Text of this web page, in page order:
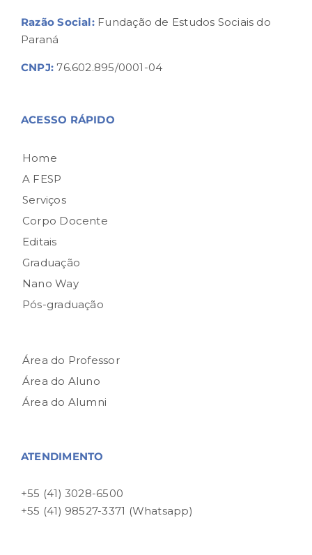
Razão Social:Fundação de Estudos Sociais do
Paraná
CNPJ: 76.602.895/0001-04
ACESSO RÁPIDO
Home
A FESP
Serviços
Corpo Docente
Editais
Graduação
Nano Way
Pós-graduação
Área do Professor
Área do Aluno
Área do Alumni
ATENDIMENTO
+55 (41) 3028-6500
+55 (41) 98527-3371 (Whatsapp)